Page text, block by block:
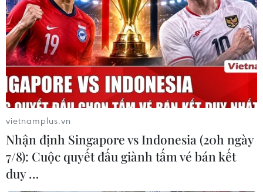
TIN LIÊN QUAN
vietnamplus.vn
Nhận định Singapore vs Indonesia (20h ngày
7/8): Cuộc quyết đấu giành tấm vé bán kết
duy …